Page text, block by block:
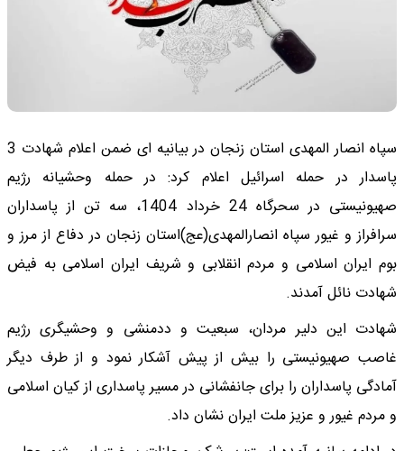
سپاه انصار المهدی استان زنجان در بیانیه ای ضمن اعلام شهادت 3
پاسدار در حمله اسرائیل اعلام کرد: در حمله وحشیانه رژیم
صهیونیستی در سحرگاه 24 خرداد 1404، سه تن از پاسداران
سرافراز و غیور سپاه انصارالمهدی(عج)استان زنجان در دفاع از مرز و
بوم ایران اسلامی و مردم انقلابی و شریف ایران اسلامی به فیض
شهادت نائل آمدند.
شهادت این دلیر مردان، سبعیت و ددمنشی و وحشیگری رژیم
غاصب صهیونیستی را بیش از پیش آشکار نمود و از طرف دیگر
آمادگی پاسداران را برای جانفشانی در مسیر پاسداری از کیان اسلامی
و مردم غیور و عزیز ملت ایران نشان داد.